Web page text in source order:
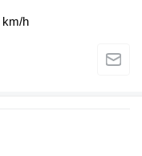
km/h